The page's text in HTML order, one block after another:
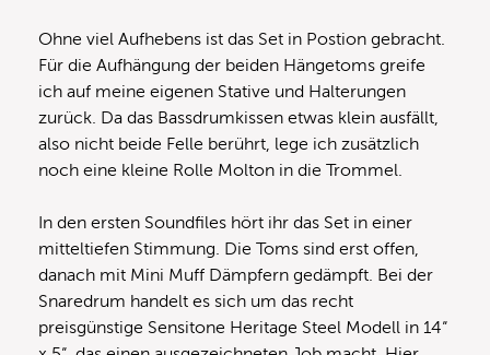
Ohne viel Aufhebens ist das Set in Postion gebracht.
Für die Aufhängung der beiden Hängetoms greife
ich auf meine eigenen Stative und Halterungen
zurück. Da das Bassdrumkissen etwas klein ausfällt,
also nicht beide Felle berührt, lege ich zusätzlich
noch eine kleine Rolle Molton in die Trommel.
In den ersten Soundfiles hört ihr das Set in einer
mitteltiefen Stimmung. Die Toms sind erst offen,
danach mit Mini Muff Dämpfern gedämpft. Bei der
Snaredrum handelt es sich um das recht
preisgünstige Sensitone Heritage Steel Modell in 14“